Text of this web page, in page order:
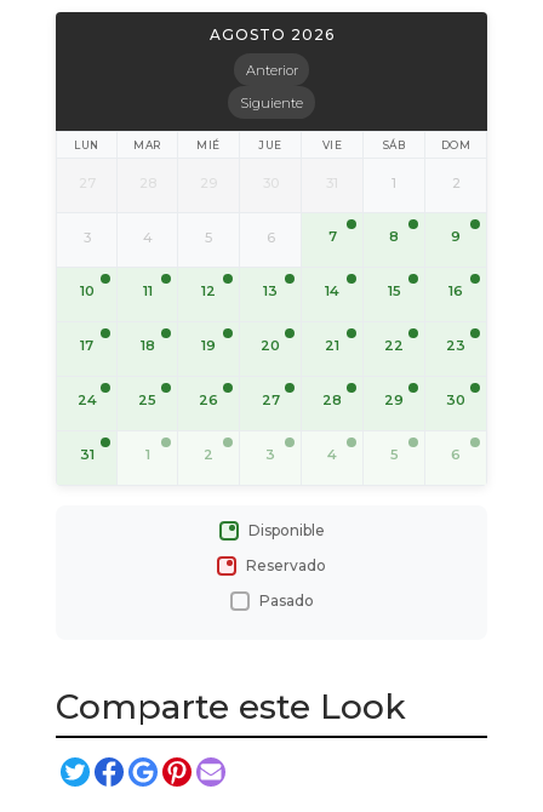
Anterior
AGOSTO 2026
Siguiente
LUN MAR MIÉ JUE VIE SÁB DOM
27 28 29 30 31 1 2
3 4 5 6 7 8 9
10 11 12 13 14 15 16
17 18 19 20 21 22 23
24 25 26 27 28 29 30
31 1 2 3 4 5 6
Disponible
Reservado
Pasado
Comparte este Look